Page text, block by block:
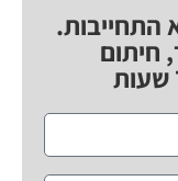
התחייבות.
חיתום